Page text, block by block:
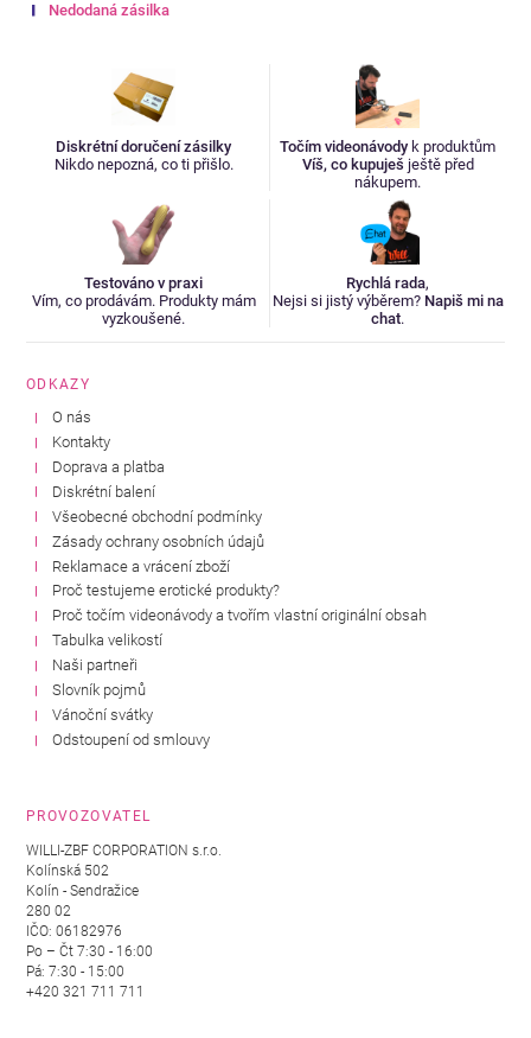
Nedodaná zásilka
Diskrétní doručení zásilky
Nikdo nepozná, co ti přišlo.
Točím videonávody k produktům
Víš, co kupuješ ještě před
nákupem.
Testováno v praxi
Vím, co prodávám. Produkty mám
vyzkoušené.
Rychlá rada,
Nejsi si jistý výběrem? Napiš mi na
chat.
ODKAZY
O nás
Kontakty
Doprava a platba
Diskrétní balení
Všeobecné obchodní podmínky
Zásady ochrany osobních údajů
Reklamace a vrácení zboží
Proč testujeme erotické produkty?
Proč točím videonávody a tvořím vlastní originální obsah
Tabulka velikostí
Naši partneři
Slovník pojmů
Vánoční svátky
Odstoupení od smlouvy
PROVOZOVATEL
WILLI-ZBF CORPORATION s.r.o.
Kolínská 502
Kolín - Sendražice
280 02
IČO: 06182976
Po – Čt 7:30 - 16:00
Pá: 7:30 - 15:00
+420 321 711 711